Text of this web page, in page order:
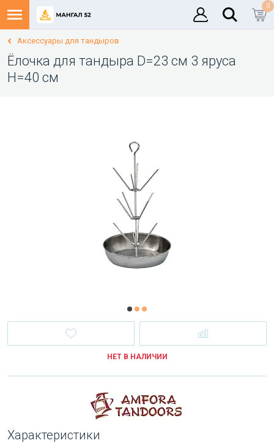
0
Аксессуары для тандыров
Ёлочка для тандыра D=23 см 3 яруса
Н=40 см
НЕТ В НАЛИЧИИ
Характеристики